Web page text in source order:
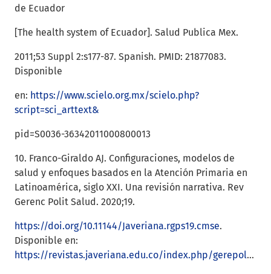
de Ecuador
[The health system of Ecuador]. Salud Publica Mex.
2011;53 Suppl 2:s177-87. Spanish. PMID: 21877083.
Disponible
en: https://www.scielo.org.mx/scielo.php?
script=sci_arttext&
pid=S0036-36342011000800013
10. Franco-Giraldo AJ. Configuraciones, modelos de
salud y enfoques basados en la Atención Primaria en
Latinoamérica, siglo XXI. Una revisión narrativa. Rev
Gerenc Polit Salud. 2020;19.
https://doi.org/10.11144/Javeriana.rgps19.cmse.
Disponible en:
https://revistas.javeriana.edu.co/index.php/gerepolsal/article/view/28129